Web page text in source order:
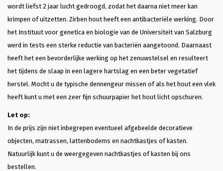
wordt liefst 2 jaar lucht gedroogd, zodat het daarna niet meer kan
krimpen of uitzetten. Zirben hout heeft een antibacteriële werking. Door
het Instituut voor genetica en biologie van de Universiteit van Salzburg
werd in tests een sterke reductie van bacteriën aangetoond. Daarnaast
heeft het een bevorderlijke werking op het zenuwstelsel en resulteert
het tijdens de slaap in een lagere hartslag en een beter vegetatief
herstel. Mocht u de typische dennengeur missen of als het hout een vlek
heeft kunt u met een zeer fijn schuurpapier het hout licht opschuren.
Let op:
In de prijs zijn niet inbegrepen eventueel afgebeelde decoratieve
objecten, matrassen, lattenbodems en nachtkastjes of kasten.
Natuurlijk kunt u de weergegeven nachtkastjes of kasten bij ons
bestellen.